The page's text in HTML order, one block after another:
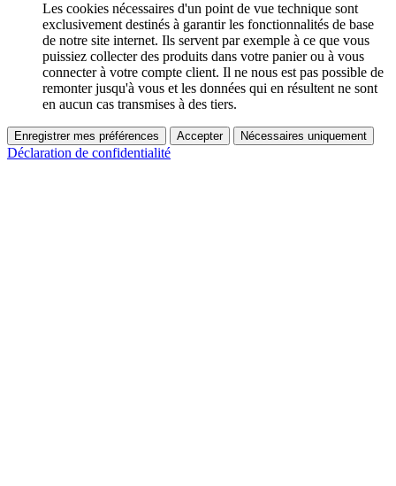
Les cookies nécessaires d'un point de vue technique sont
exclusivement destinés à garantir les fonctionnalités de base
de notre site internet. Ils servent par exemple à ce que vous
puissiez collecter des produits dans votre panier ou à vous
connecter à votre compte client. Il ne nous est pas possible de
remonter jusqu'à vous et les données qui en résultent ne sont
en aucun cas transmises à des tiers.
Enregistrer mes préférences Accepter Nécessaires uniquement
Déclaration de confidentialité